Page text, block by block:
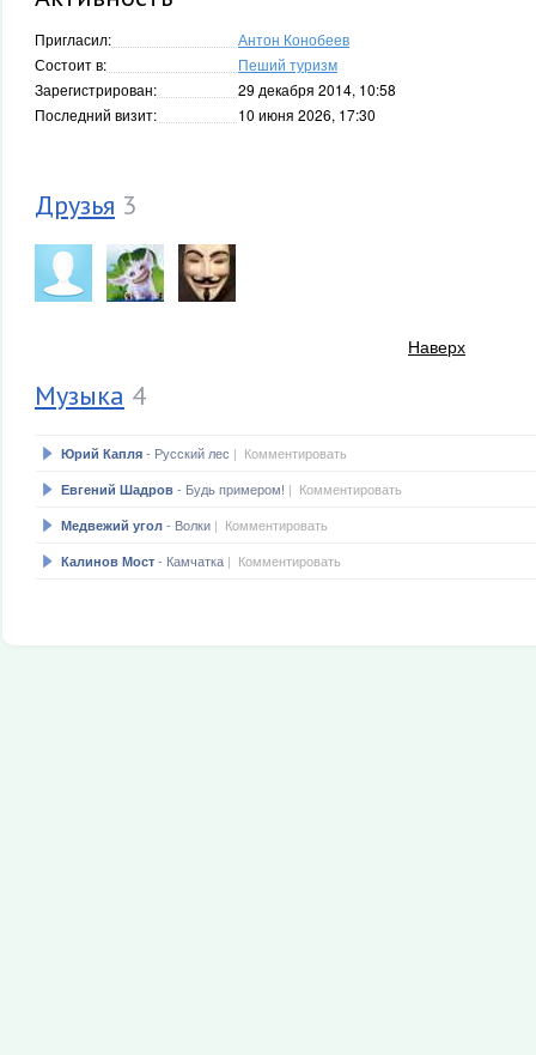
Пригласил:
Антон Конобеев
Состоит в:
Пеший туризм
Зарегистрирован:
29 декабря 2014, 10:58
Последний визит:
10 июня 2026, 17:30
Друзья 3
Наверх
Музыка 4
Юрий Капля - Русский лес | Комментировать
Евгений Шадров - Будь примером! | Комментировать
Медвежий угол - Волки | Комментировать
Калинов Мост - Камчатка | Комментировать